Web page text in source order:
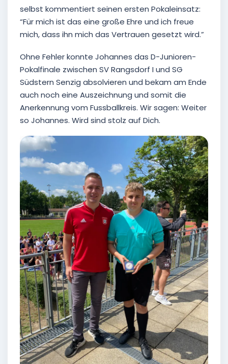
selbst kommentiert seinen ersten Pokaleinsatz:
“Für mich ist das eine große Ehre und ich freue
mich, dass ihn mich das Vertrauen gesetzt wird.”
Ohne Fehler konnte Johannes das D-Junioren-
Pokalfinale zwischen SV Rangsdorf I und SG
Südstern Senzig absolvieren und bekam am Ende
auch noch eine Auszeichnung und somit die
Anerkennung vom Fussballkreis. Wir sagen: Weiter
so Johannes. Wird sind stolz auf Dich.